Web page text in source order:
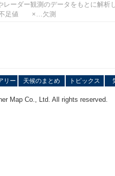
レーダー観測のデータをもとに解
足値 ×…欠測
リー 天候のまとめ トピックス
Map Co., Ltd. All rights reserved.